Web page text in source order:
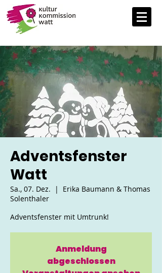
Adventsfenster
Watt
Sa., 07. Dez.
  |
Erika Baumann & Thomas
Solenthaler
Adventsfenster mit Umtrunk!
Anmeldung
abgeschlossen